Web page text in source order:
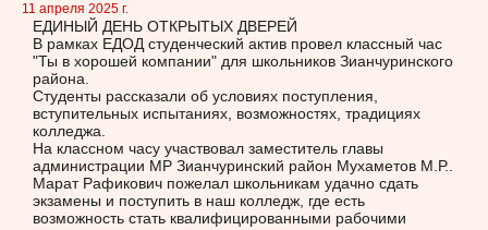
11 апреля 2025 г.
ЕДИНЫЙ ДЕНЬ ОТКРЫТЫХ ДВЕРЕЙ
В рамках ЕДОД студенческий актив провел классный час
"Ты в хорошей компании" для школьников Зианчуринского
района.
Студенты рассказали об условиях поступления,
вступительных испытаниях, возможностях, традициях
колледжа.
На классном часу участвовал заместитель главы
администрации МР Зианчуринский район Мухаметов М.Р..
Марат Рафикович пожелал школьникам удачно сдать
экзамены и поступить в наш колледж, где есть
возможность стать квалифицированными рабочими